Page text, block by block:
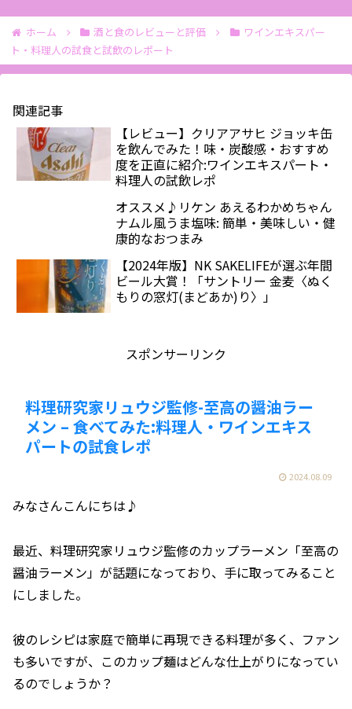
ホーム 酒と食のレビューと評価
ワインエキスパー
ト・料理人の試食と試飲のレポート
関連記事
【レビュー】クリアアサヒ ジョッキ缶
を飲んでみた！味・炭酸感・おすすめ
度を正直に紹介:ワインエキスパート・
料理人の試飲レポ
オススメ♪リケン あえるわかめちゃん
ナムル風うま塩味: 簡単・美味しい・健
康的なおつまみ
【2024年版】NK SAKELIFEが選ぶ年間
ビール大賞！「サントリー 金麦〈ぬく
もりの窓灯(まどあか)り〉」
スポンサーリンク
料理研究家リュウジ監修-至高の醤油ラー
メン – 食べてみた:料理人・ワインエキス
パートの試食レポ
2024.08.09
みなさんこんにちは♪
最近、料理研究家リュウジ監修のカップラーメン「至高の
醤油ラーメン」が話題になっており、手に取ってみること
にしました。
彼のレシピは家庭で簡単に再現できる料理が多く、ファン
も多いですが、このカップ麺はどんな仕上がりになってい
るのでしょうか？